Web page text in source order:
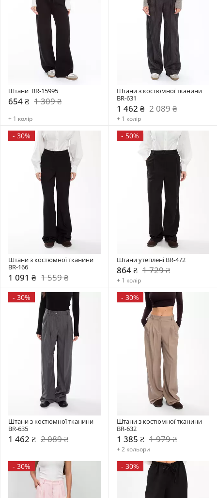
Штани  BR-15995
654 ₴ 1 309 ₴
+ 1 колір
Штани з костюмної тканини
BR-631
1 462 ₴ 2 089 ₴
+ 1 колір
- 30%
Штани з костюмної тканини
BR-166
1 091 ₴ 1 559 ₴
- 50%
Штани утеплені BR-472
864 ₴ 1 729 ₴
+ 1 колір
- 30%
Штани з костюмної тканини
BR-635
1 462 ₴ 2 089 ₴
- 30%
Штани з костюмної тканини
BR-632
1 385 ₴ 1 979 ₴
+ 2 кольори
- 30% - 30%